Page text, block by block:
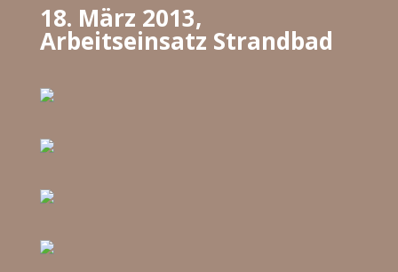
18. März 2013,
Arbeitseinsatz Strandbad